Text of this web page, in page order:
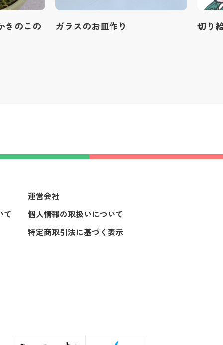
きのこの ガラスのお皿作り 切り
て
運営会社
個人情報の取扱いについて
特定商取引法に基づく表示